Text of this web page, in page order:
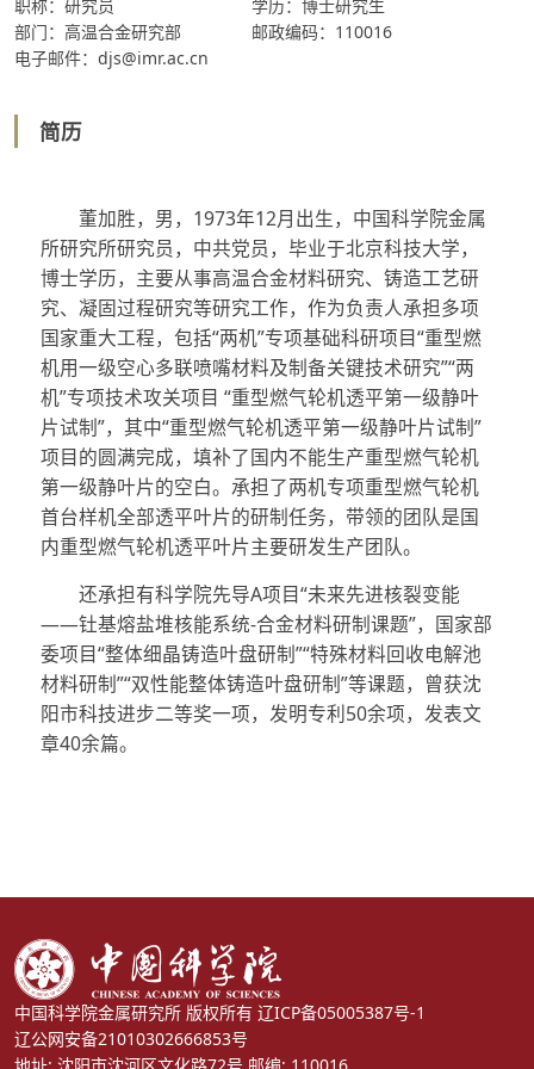
职称：研究员
学历：博士研究生
部门：高温合金研究部
邮政编码：110016
电子邮件：djs@imr.ac.cn
简历
董加胜，男，1973年12月出生，中国科学院金属
所研究所研究员，中共党员，毕业于北京科技大学，
博士学历，主要从事高温合金材料研究、铸造工艺研
究、凝固过程研究等研究工作，作为负责人承担多项
国家重大工程，包括“两机”专项基础科研项目“重型燃
机用一级空心多联喷嘴材料及制备关键技术研究”“两
机”专项技术攻关项目 “重型燃气轮机透平第一级静叶
片试制”，其中“重型燃气轮机透平第一级静叶片试制”
项目的圆满完成，填补了国内不能生产重型燃气轮机
第一级静叶片的空白。承担了两机专项重型燃气轮机
首台样机全部透平叶片的研制任务，带领的团队是国
内重型燃气轮机透平叶片主要研发生产团队。
还承担有科学院先导A项目“未来先进核裂变能
——钍基熔盐堆核能系统-合金材料研制课题”，国家部
委项目“整体细晶铸造叶盘研制”“特殊材料回收电解池
材料研制”“双性能整体铸造叶盘研制”等课题，曾获沈
阳市科技进步二等奖一项，发明专利50余项，发表文
章40余篇。
中国科学院金属研究所 版权所有 辽ICP备05005387号-1
辽公网安备21010302666853号